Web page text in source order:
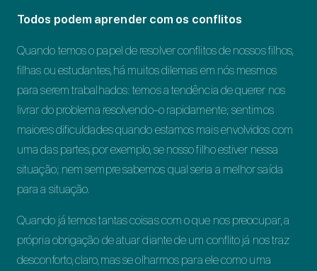
Todos podem aprender com os conflitos
Quando temos o papel de resolver conflitos de nossos filhos,
filhas ou estudantes, há muitos dilemas em nós mesmos
para serem trabalhados: temos a tendência de querer nos
livrar do problema resolvendo-o rapidamente; sentimos
maiores dificuldades quando estamos mais envolvidos com
uma das partes, por exemplo, se nosso filho estiver nessa
situação; nem sempre sabemos qual seria a melhor saída
para a situação.
Quando já temos tantas coisas com o que nos preocupar, a
própria obrigação de atuar diante de um conflito já nos traz
desconforto, claro, mas se olharmos para ele como uma